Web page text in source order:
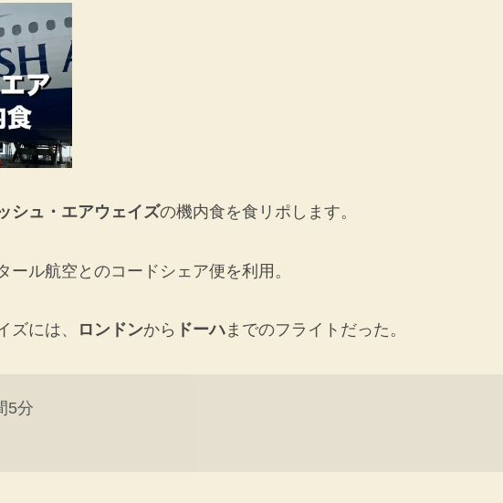
シュ・エアウェイズの機内食を食リポします。
ール航空とのコードシェア便を利用。
ズには、 ロンドンから ドーハまでのフライトだった。
5分